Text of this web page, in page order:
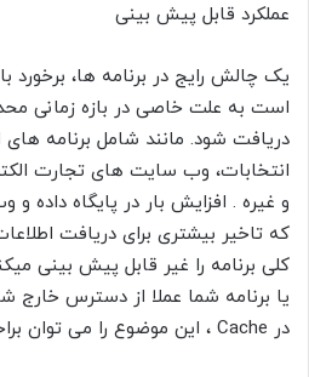
عملکرد قابل پیش بینی
یک چالش رایج در برنامه ها، برخورد
است به علت خاصی در بازه زمانی
دریافت شود. مانند شامل برنامه های
انتخابات، وب سایت های تجارت
و غیره . افزایش بار در پایگاه
که تاخیر بیشتری برای دریافت
کلی برنامه را غیر قابل پیش بینی
یا برنامه شما عملا از دسترس خارج
در Cache ، این موضوع را می توان براحتی کنترل نمود.